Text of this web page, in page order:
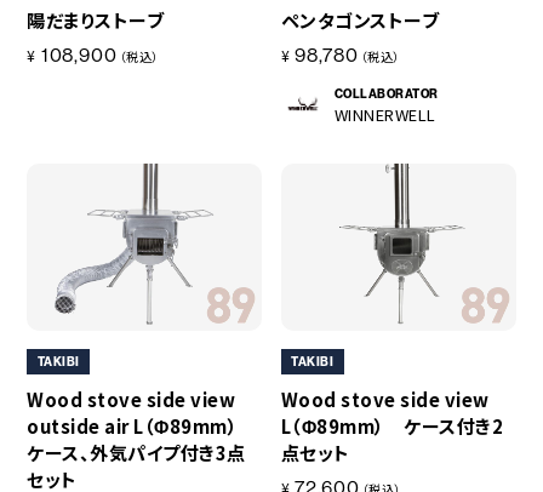
（ロープは煙突の高さ約3m〜3.5mまで対応いたします。ロープ
の地面から煙突TOPまでの角度で変動いたします。それ以上の
場合は張綱を追加してください）
陽だまりストーブ
¥ 108,900 （税込）
ペンタゴンストーブ
¥ 98,780 （税込）
COLLABORATOR
WINNERWELL
TAKIBI
Wood stove side view
outside air L（Φ89mm）
ケース、外気パイプ付き3点
セット
TAKIBI
Wood stove side view
L（Φ89mm） ケース付き2
点セット